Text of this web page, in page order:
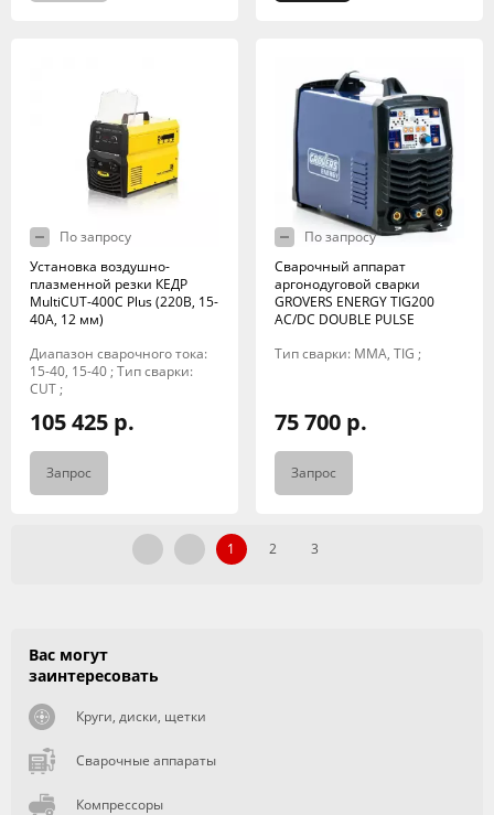
По запросу
Установка воздушно-
плазменной резки КЕДР
MultiCUT-400C Plus (220В, 15-
40А, 12 мм)
Диапазон сварочного тока:
15-40, 15-40 ; Тип сварки:
CUT ;
105 425 р.
Запрос
По запросу
Сварочный аппарат
аргонодуговой сварки
GROVERS ENERGY TIG200
AC/DC DOUBLE PULSE
Тип сварки: MMA, TIG ;
75 700 р.
Запрос
1 2 3
Вас могут
заинтересовать
Круги, диски, щетки
Сварочные аппараты
Компрессоры